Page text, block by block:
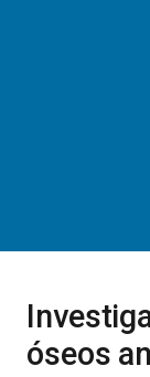
óseos